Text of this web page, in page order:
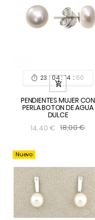
 23 :04: 14 : 49

PENDIENTES MUJER CON
PERLA BOTON DE AGUA
DULCE
14,40 € 18,00 €
Nuevo